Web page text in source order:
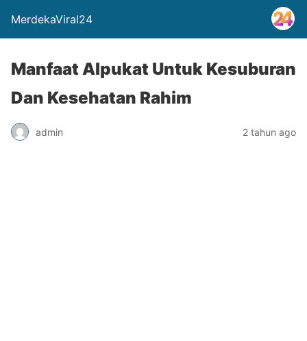
MerdekaViral24
Manfaat Alpukat Untuk Kesuburan
Dan Kesehatan Rahim
admin 2 tahun ago